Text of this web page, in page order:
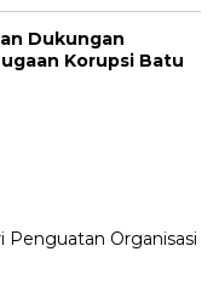
Dukungan
Korupsi Batu